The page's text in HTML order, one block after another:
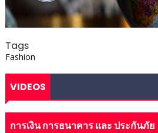
Tags
Fashion
VIDEOS
การเงิน การธนาคาร และ ประกันภัย